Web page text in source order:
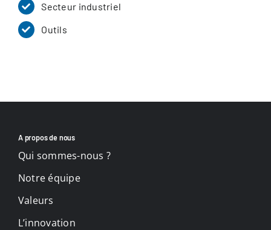
Secteur industriel
Outils
A propos de nous
Qui sommes-nous ?
Notre équipe
Valeurs
L’innovation